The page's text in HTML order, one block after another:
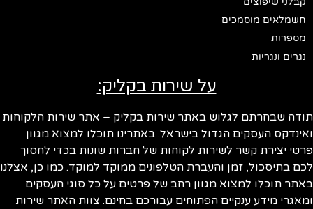
חשמלאים מוסמכים
מספרות
נגרים ונגריות
על שירות בקליק:
שבחרתם לגלוש באתר שירות בקליק – אתר שירות הלקוחות
העסקים הגדול בישראל. באתרינו תוכלו למצוא מגוון
יצירת קשר לשירות לקוחות של חברות שונות בכדי לחסוך
בתיסכול, זמן והעברת הטלפונים ממוקד למוקד. כמו כן, אצלנו
תוכלו למצוא מגוון רחב של פרטים על כל סוגי העסקים
מידע ענקיים הפתוחים עבורכם בחינם. צוות האתר שירות